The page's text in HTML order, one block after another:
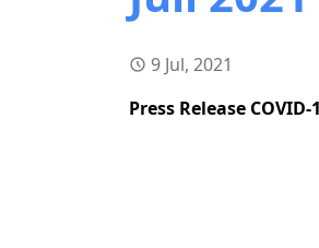
9 Jul, 2021
Press Release